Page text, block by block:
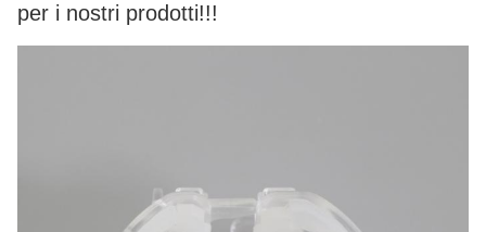
per i nostri prodotti!!!